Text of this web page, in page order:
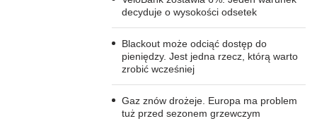
decyduje o wysokości odsetek
Blackout może odciąć dostęp do
pieniędzy. Jest jedna rzecz, którą warto
zrobić wcześniej
Gaz znów drożeje. Europa ma problem
tuż przed sezonem grzewczym